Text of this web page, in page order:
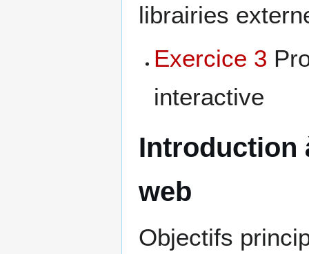
librairies
Exercice 3
interactive
Introduction
web
Objectifs